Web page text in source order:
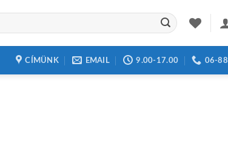
CÍMÜNK EMAIL 9.00-17.00 06-